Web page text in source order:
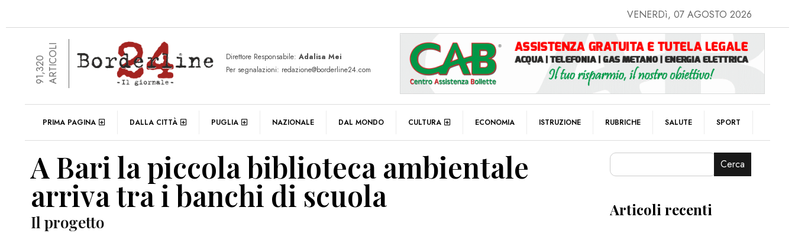
VENERDì, 07 AGOSTO 2026
91,320ARTICOLI Direttore Responsabile: Adalisa Mei
Per segnalazioni: redazione@borderline24.com
PRIMA PAGINA DALLA CITTÀ PUGLIA NAZIONALE DAL MONDO CULTURA ECONOMIA ISTRUZIONE RUBRICHE SALUTE SPORT
A Bari la piccola biblioteca ambientale
arriva tra i banchi di scuola
Il progetto
Cerca
Articoli recenti